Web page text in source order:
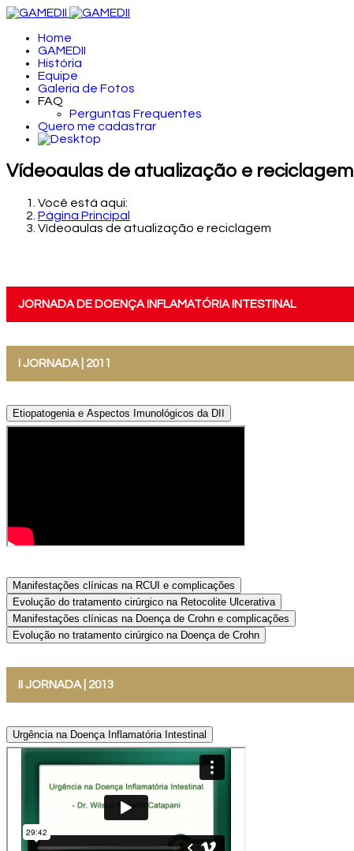
Home
GAMEDII
História
Equipe
Galeria de Fotos
FAQ
Perguntas Frequentes
Quero me cadastrar
Vídeoaulas de atualização e reciclagem
Você está aqui:
Página Principal
Vídeoaulas de atualização e reciclagem
JORNADA DE DOENÇA INFLAMATÓRIA INTESTINAL
I JORNADA | 2011
Etiopatogenia e Aspectos Imunológicos da DII
Manifestações clínicas na RCUI e complicações
Evolução do tratamento cirúrgico na Retocolite Ulcerativa
Manifestações clínicas na Doença de Crohn e complicações
Evolução no tratamento cirúrgico na Doença de Crohn
II JORNADA | 2013
Urgência na Doença Inflamatória Intestinal